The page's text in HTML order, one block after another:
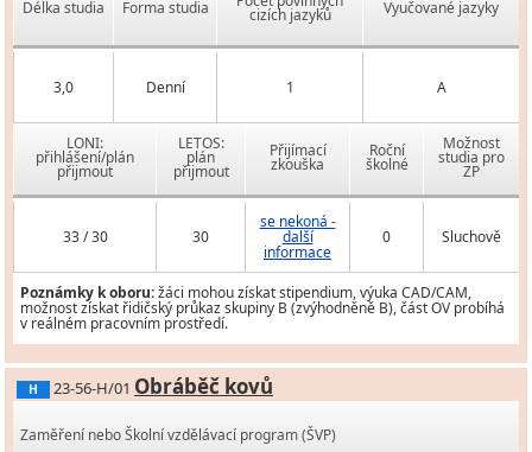
Délka studia Forma studia cizích jazyků Vyučované jazyky
3,0 Denní 1 A
LONI:
přihlášení/plán
přijmout
LETOS:
plán
přijmout
Přijímací
zkouška
Roční
školné
Možnost
studia pro
ZP
33 / 30 30
se nekoná -
další
informace
0 Sluchově
Poznámky k oboru:žáci mohou získat stipendium, výuka CAD/CAM,
možnost získat řidičský průkaz skupiny B (zvýhodněně B), část OV probíhá
v reálném pracovním prostředí.
H 23-56-H/01 Obráběč kovů
Zaměření nebo Školní vzdělávací program (ŠVP)